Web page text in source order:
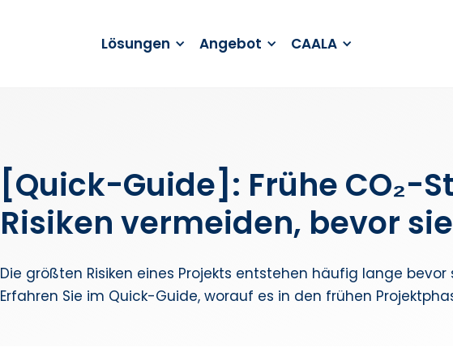
Lösungen Angebot CAALA
[Quick-Guide]: Frühe CO₂-
Risiken vermeiden, bevor
Die größten Risiken eines Projekts entstehen häufig lange
Erfahren Sie im Quick-Guide, worauf es in den frühen